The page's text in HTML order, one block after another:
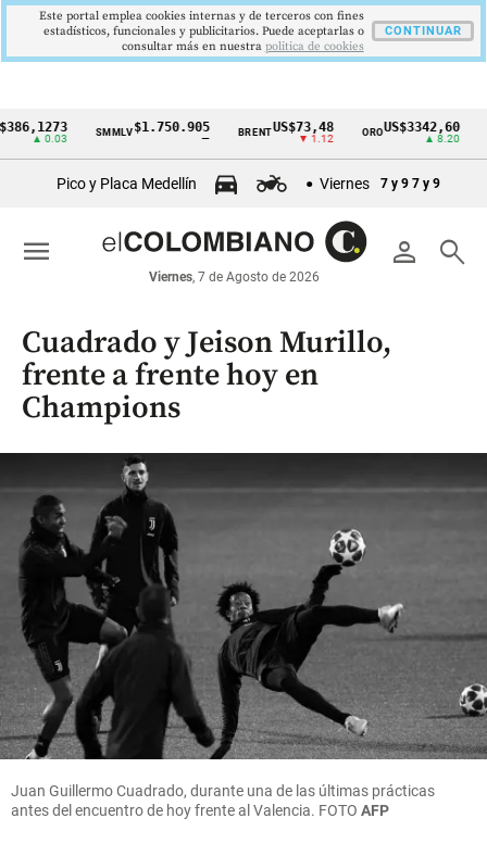
Cintillo
económicos
Colombia
SMMLV$1.750.905 BRENT US$73,48
▼ 1.12
ORO US$3342,60
▲ 8.20
Pico y Placa Medellín Viernes 7 y 9 7 y 9
person search
Viernes, 7 de Agosto de 2026
menu
Cuadrado y Jeison Murillo,
frente a frente hoy en
Champions
Juan Guillermo Cuadrado, durante una de las últimas prácticas
antes del encuentro de hoy frente al Valencia. FOTO AFP
Este portal emplea cookies internas y de terceros con fines
estadísticos, funcionales y publicitarios. Puede aceptarlas o
consultar más en nuestra politica de cookies
CONTINUAR